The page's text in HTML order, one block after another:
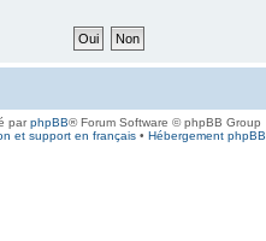
parphpBB® Forum Software © phpBB Group
et support en français• Hébergement phpBB